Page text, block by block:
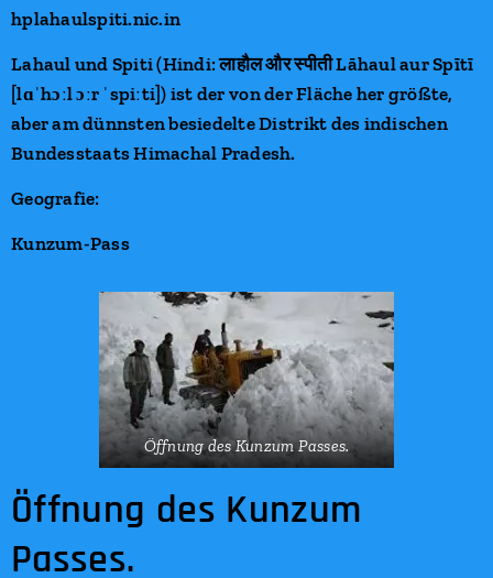
hplahaulspiti.nic.in
Lahaul und Spiti(Hindi: लाहौल और स्पीती Lāhaul aur Spītī
[lɑˈhɔːl ɔːr ˈspiːti]) ist der von der Fläche her größte,
aber am dünnsten besiedelte Distrikt des indischen
Bundesstaats Himachal Pradesh.
Geografie:
Kunzum-Pass
Öffnung des Kunzum Passes.
Öffnung des Kunzum
Passes.